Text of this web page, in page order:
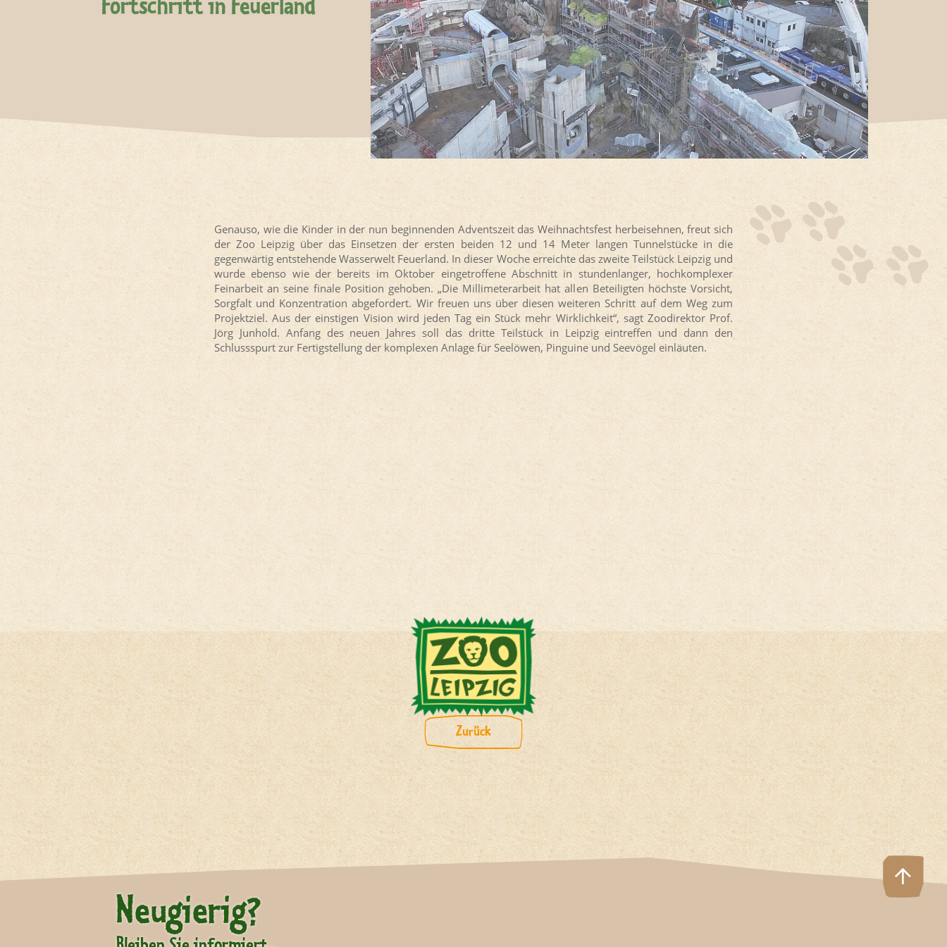
Fortschritt in Feuerland
Genauso, wie die Kinder in der nun beginnenden Adventszeit das Weihnachtsfest herbeisehnen, freut sich
der Zoo Leipzig über das Einsetzen der ersten beiden 12 und 14 Meter langen Tunnelstücke in die
gegenwärtig entstehende Wasserwelt Feuerland. In dieser Woche erreichte das zweite Teilstück Leipzig und
wurde ebenso wie der bereits im Oktober eingetroffene Abschnitt in stundenlanger, hochkomplexer
Feinarbeit an seine finale Position gehoben. „Die Millimeterarbeit hat allen Beteiligten höchste Vorsicht,
Sorgfalt und Konzentration abgefordert. Wir freuen uns über diesen weiteren Schritt auf dem Weg zum
Projektziel. Aus der einstigen Vision wird jeden Tag ein Stück mehr Wirklichkeit“, sagt Zoodirektor Prof.
Jörg Junhold. Anfang des neuen Jahres soll das dritte Teilstück in Leipzig eintreffen und dann den
Schlussspurt zur Fertigstellung der komplexen Anlage für Seelöwen, Pinguine und Seevögel einläuten.
Zurück
Neugierig?